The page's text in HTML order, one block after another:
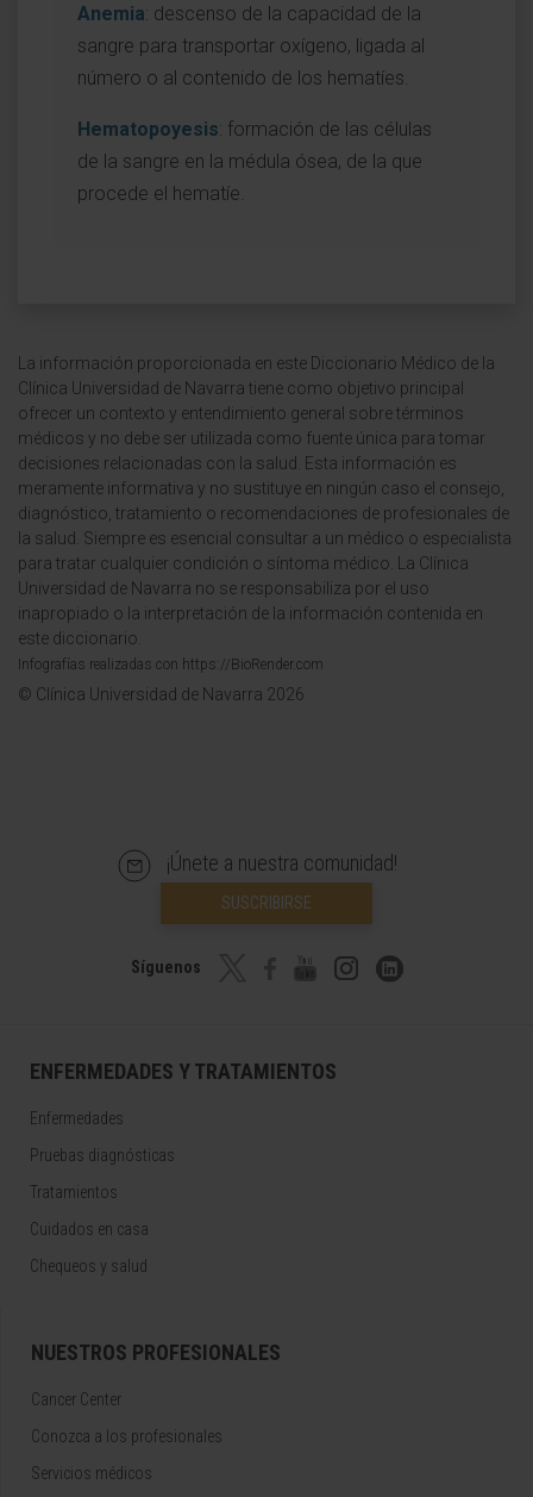
Anemia: descenso de la capacidad de la
sangre para transportar oxígeno, ligada al
número o al contenido de los hematíes.
Hematopoyesis: formación de las células
de la sangre en la médula ósea, de la que
procede el hematíe.
La información proporcionada en este Diccionario Médico de la
Clínica Universidad de Navarra tiene como objetivo principal
ofrecer un contexto y entendimiento general sobre términos
médicos y no debe ser utilizada como fuente única para tomar
decisiones relacionadas con la salud. Esta información es
meramente informativa y no sustituye en ningún caso el consejo,
diagnóstico, tratamiento o recomendaciones de profesionales de
la salud. Siempre es esencial consultar a un médico o especialista
para tratar cualquier condición o síntoma médico. La Clínica
Universidad de Navarra no se responsabiliza por el uso
inapropiado o la interpretación de la información contenida en
este diccionario.
Infografías realizadas con https://BioRender.com
© Clínica Universidad de Navarra 2026
¡Únete a nuestra comunidad!
SUSCRIBIRSE
Síguenos
ENFERMEDADES Y TRATAMIENTOS
Enfermedades
Pruebas diagnósticas
Tratamientos
Cuidados en casa
Chequeos y salud
NUESTROS PROFESIONALES
Cancer Center
Conozca a los profesionales
Servicios médicos